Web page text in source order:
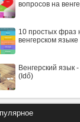
вопросов на
10 простых фраз
венгерском языке
Венгерский язык
(Idő)